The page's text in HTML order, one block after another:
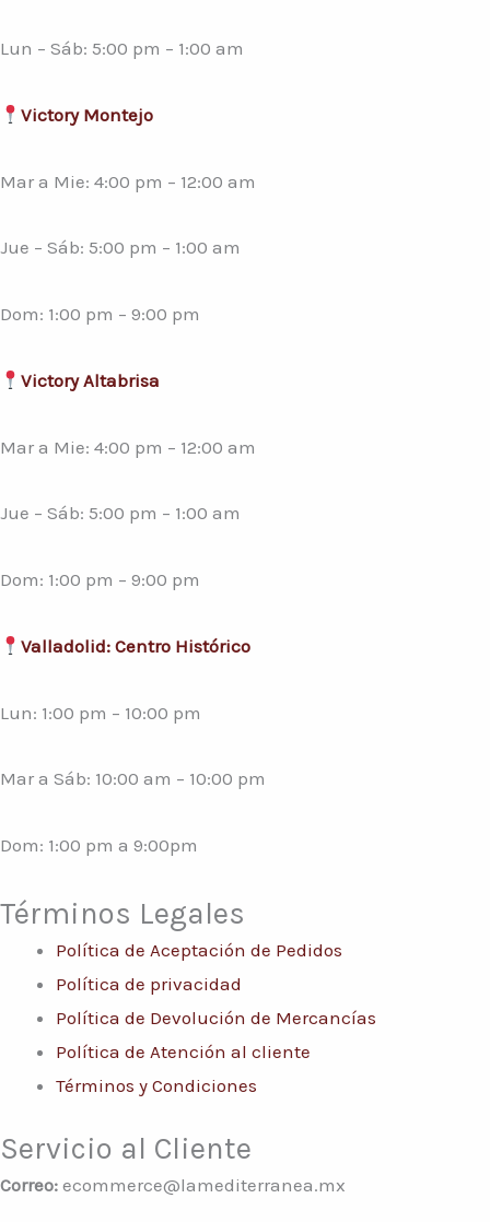
Lun – Sáb: 5:00 pm – 1:00 am
Victory Montejo
Mar a Mie: 4:00 pm – 12:00 am
Jue – Sáb: 5:00 pm – 1:00 am
Dom: 1:00 pm – 9:00 pm
Victory Altabrisa
Mar a Mie: 4:00 pm – 12:00 am
Jue – Sáb: 5:00 pm – 1:00 am
Dom: 1:00 pm – 9:00 pm
Valladolid: Centro Histórico
Lun: 1:00 pm – 10:00 pm
Mar a Sáb: 10:00 am – 10:00 pm
Dom: 1:00 pm a 9:00pm
Términos Legales
Política de Aceptación de Pedidos
Política de privacidad
Política de Devolución de Mercancías
Política de Atención al cliente
Términos y Condiciones
Servicio al Cliente
Correo: ecommerce@lamediterranea.mx